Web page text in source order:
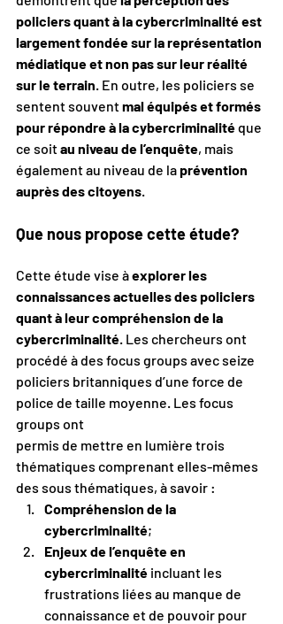
policiers quant à la cybercriminalité est
largement fondée sur la représentation
médiatique et non pas sur leur réalité
sur le terrain. En outre, les policiers se
sentent souvent mal équipés et formés
pour répondre à la cybercriminalité que
ce soit au niveau de l’enquête, mais
également au niveau de la prévention
auprès des citoyens.
Que nous propose cette étude?
Cette étude vise à explorer les
connaissances actuelles des policiers
quant à leur compréhension de la
cybercriminalité. Les chercheurs ont
procédé à des focus groups avec seize
policiers britanniques d’une force de
police de taille moyenne. Les focus
groups ont
permis de mettre en lumière trois
thématiques comprenant elles-mêmes
des sous thématiques, à savoir :
Compréhension de la
cybercriminalité;
Enjeux de l’enquête en
cybercriminalité incluant les
frustrations liées au manque de
connaissance et de pouvoir pour